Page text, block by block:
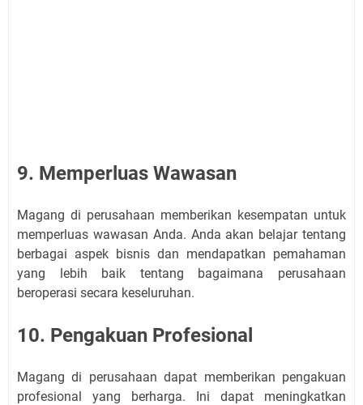
9. Memperluas Wawasan
Magang di perusahaan memberikan kesempatan untuk
memperluas wawasan Anda. Anda akan belajar tentang
berbagai aspek bisnis dan mendapatkan pemahaman
yang lebih baik tentang bagaimana perusahaan
beroperasi secara keseluruhan.
10. Pengakuan Profesional
Magang di perusahaan dapat memberikan pengakuan
profesional yang berharga. Ini dapat meningkatkan